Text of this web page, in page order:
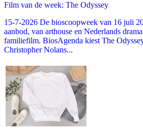
Film van de week: The Odyssey
15-7-2026 De bioscoopweek van 16 juli
aanbod, van arthouse en Nederlands
familiefilm. BiosAgenda kiest The
Christopher Nolans...